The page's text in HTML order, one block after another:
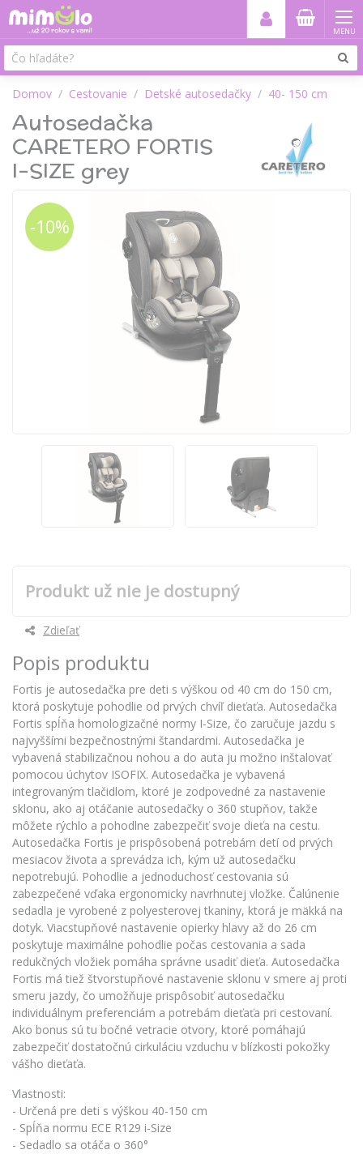
MENU
Domov Cestovanie Detské autosedačky 40- 150 cm
Autosedačka
CARETERO FORTIS
I-SIZE grey
-10%
Produkt už nie je dostupný
Zdieľať
Popis produktu
Fortis je autosedačka pre deti s výškou od 40 cm do 150 cm,
ktorá poskytuje pohodlie od prvých chvíľ dieťaťa. Autosedačka
Fortis spĺňa homologizačné normy I-Size, čo zaručuje jazdu s
najvyššími bezpečnostnými štandardmi. Autosedačka je
vybavená stabilizačnou nohou a do auta ju možno inštalovať
pomocou úchytov ISOFIX. Autosedačka je vybavená
integrovaným tlačidlom, ktoré je zodpovedné za nastavenie
sklonu, ako aj otáčanie autosedačky o 360 stupňov, takže
môžete rýchlo a pohodlne zabezpečiť svoje dieťa na cestu.
Autosedačka Fortis je prispôsobená potrebám detí od prvých
mesiacov života a sprevádza ich, kým už autosedačku
nepotrebujú. Pohodlie a jednoduchosť cestovania sú
zabezpečené vďaka ergonomicky navrhnutej vložke. Čalúnenie
sedadla je vyrobené z polyesterovej tkaniny, ktorá je mäkká na
dotyk. Viacstupňové nastavenie opierky hlavy až do 26 cm
poskytuje maximálne pohodlie počas cestovania a sada
redukčných vložiek pomáha správne usadiť dieťa. Autosedačka
Fortis má tiež štvorstupňové nastavenie sklonu v smere aj proti
smeru jazdy, čo umožňuje prispôsobiť autosedačku
individuálnym preferenciám a potrebám dieťaťa pri cestovaní.
Ako bonus sú tu bočné vetracie otvory, ktoré pomáhajú
zabezpečiť dostatočnú cirkuláciu vzduchu v blízkosti pokožky
vášho dieťaťa.
Vlastnosti:
- Určená pre deti s výškou 40-150 cm
- Spĺňa normu ECE R129 i-Size
- Sedadlo sa otáča o 360°